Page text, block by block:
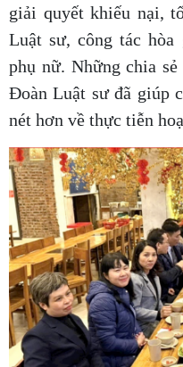
giải quyết khiếu nại,
Luật sư, công tác
phụ nữ. Những chia
Đoàn Luật sư đã giúp
nét hơn về thực tiễn